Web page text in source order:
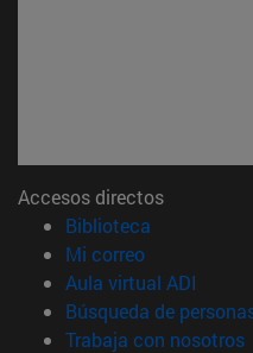
Accesos directos
Biblioteca
Mi correo(abre en
Aula virtual ADI
Búsqueda de
Trabaja con nosotros